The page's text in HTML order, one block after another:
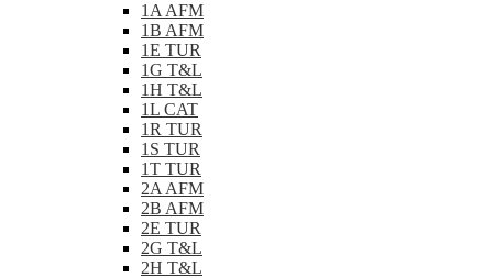
1A AFM
1B AFM
1E TUR
1G T&L
1H T&L
1L CAT
1R TUR
1S TUR
1T TUR
2A AFM
2B AFM
2E TUR
2G T&L
2H T&L